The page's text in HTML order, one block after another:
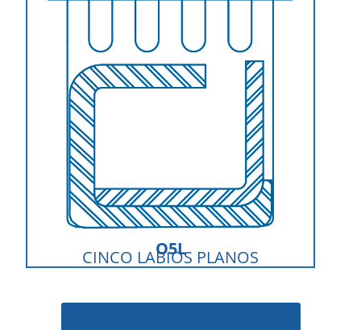
O5L
CINCO LABIOS PLANOS